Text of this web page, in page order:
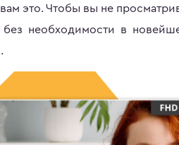
это. Чтобы вы не
необходимости в